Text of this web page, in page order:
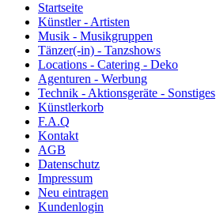
Startseite
Künstler - Artisten
Musik - Musikgruppen
Tänzer(-in) - Tanzshows
Locations - Catering - Deko
Agenturen - Werbung
Technik - Aktionsgeräte - Sonstiges
Künstlerkorb
F.A.Q
Kontakt
AGB
Datenschutz
Impressum
Neu eintragen
Kundenlogin